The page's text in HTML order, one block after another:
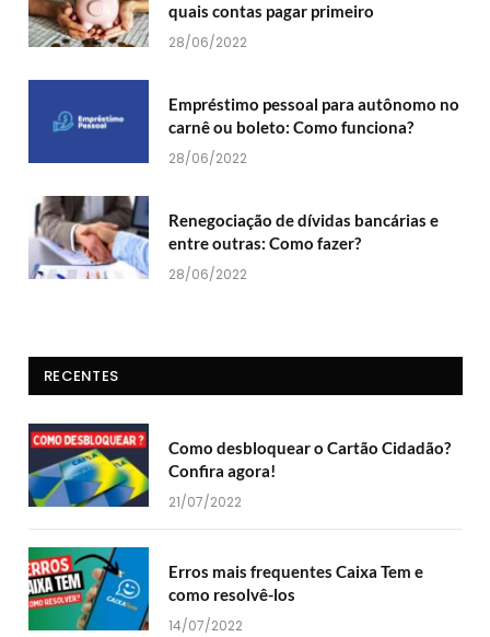
quais contas pagar primeiro
28/06/2022
Empréstimo pessoal para autônomo no
carnê ou boleto: Como funciona?
28/06/2022
Renegociação de dívidas bancárias e
entre outras: Como fazer?
28/06/2022
RECENTES
Como desbloquear o Cartão Cidadão?
Confira agora!
21/07/2022
Erros mais frequentes Caixa Tem e
como resolvê-los
14/07/2022